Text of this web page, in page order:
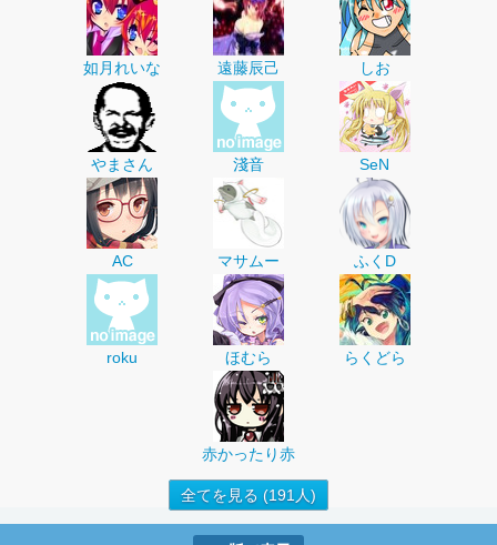
如月れいな 遠藤辰己 しお
やまさん 淺音 SeN
AC マサムー ふくD
roku ほむら らくどら
赤かったり赤
全てを見る (191人)